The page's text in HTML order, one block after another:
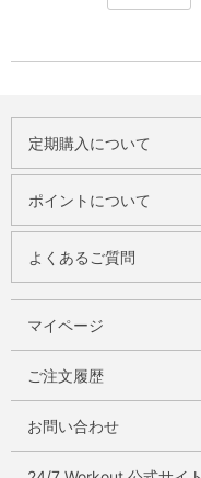
定期購入について
ポイントについて
よくあるご質問
マイページ
ご注文履歴
お問い合わせ